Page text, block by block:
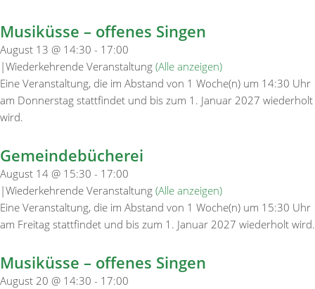
Musiküsse – offenes Singen
August 13 @ 14:30 - 17:00
|Wiederkehrende Veranstaltung (Alle anzeigen)
Eine Veranstaltung, die im Abstand von 1 Woche(n) um 14:30 Uhr
am Donnerstag stattfindet und bis zum 1. Januar 2027 wiederholt
wird.
Gemeindebücherei
August 14 @ 15:30 - 17:00
|Wiederkehrende Veranstaltung (Alle anzeigen)
Eine Veranstaltung, die im Abstand von 1 Woche(n) um 15:30 Uhr
am Freitag stattfindet und bis zum 1. Januar 2027 wiederholt wird.
Musiküsse – offenes Singen
August 20 @ 14:30 - 17:00